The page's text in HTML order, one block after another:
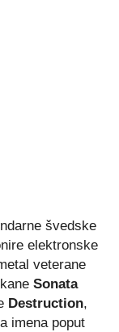
švedske
elektronske
veterane
Sonata
Destruction,
imena poput